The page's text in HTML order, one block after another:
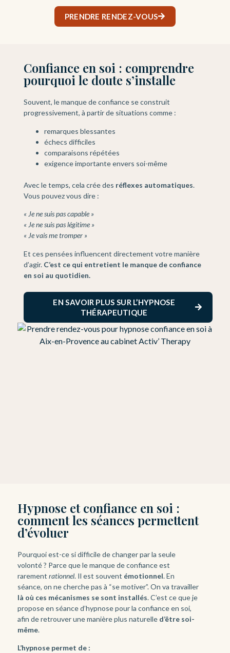
PRENDRE RENDEZ-VOUS
Confiance en soi : comprendre
pourquoi le doute s’installe
Souvent, le manque de confiance se construit
progressivement, à partir de situations comme :
remarques blessantes
échecs difficiles
comparaisons répétées
exigence importante envers soi-même
Avec le temps, cela crée des réflexes automatiques.
Vous pouvez vous dire :
« Je ne suis pas capable »
« Je ne suis pas légitime »
« Je vais me tromper »
Et ces pensées influencent directement votre manière
d’agir. C’est ce qui entretient le manque de confiance
en soi au quotidien.
EN SAVOIR PLUS SUR L’HYPNOSE
THÉRAPEUTIQUE
Hypnose et confiance en soi :
comment les séances permettent
d’évoluer
Pourquoi est-ce si difficile de changer par la seule
volonté ? Parce que le manque de confiance est
rarementrationnel. Il est souvent émotionnel. En
séance, on ne cherche pas à “se motiver”. On va travailler
là où ces mécanismes se sont installés. C’est ce que je
propose en séance d’hypnose pour la confiance en soi,
afin de retrouver une manière plus naturelle d’être soi-
même.
L’hypnose permet de :